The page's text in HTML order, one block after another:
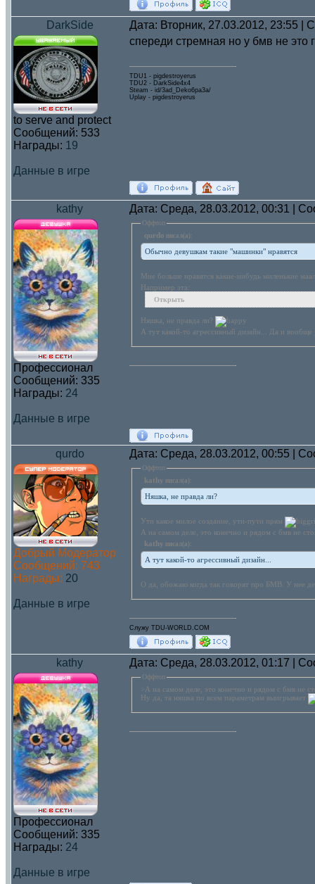
DarkSide Дата: Вторник, 27.03.2012, 23:55 |
to serve and protect
Сообщений: 533
Награды: 19
Данные в игре
спереди стремная но у бмв не это
TDU1 - pigdestroyerus
TDU2 - DarkSide4x4
Steam - id/3ad_Deko6pa3a/
Uplay - pigdestroyerus
kathy Дата: Среда, 28.03.2012, 00:31 |
Профессионал
Сообщений: 335
Награды: 24
Данные в игре
Оффтоп
qurdo писал(а):
Обычно девушкам такие "машинки" нравятся
Мне больше нравятся какие-нибудь миленькие
Например эта:
Открыть
Няшка, не правда ли?
А тут какой-то агрессивный дизайн... Да и вообще
qurdo Дата: Среда, 28.03.2012, 00:55 |
Добрый Модератор
Сообщений: 743
Награды: 20
Данные в игре
Оффтоп
kathy писал(а):
Няшка, не правда ли?
Ути какое милое создание, ути-пути прям
А на самом деле, это конечно и рядом с бмв не
kathy писал(а):
А тут какой-то агрессивный дизайн...
О да, обожаю когда так говорят про БМВ. У нее
Служу TDU-WORLD.COM
kathy Дата: Среда, 28.03.2012, 01:17 |
Профессионал
Сообщений: 335
Награды: 24
Данные в игре
Оффтоп
>А на самом деле, это конечно и рядом с бмв не
Ну да, та няшка по всем параметрам выигрывает